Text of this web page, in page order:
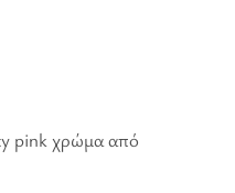
pink χρώμα από